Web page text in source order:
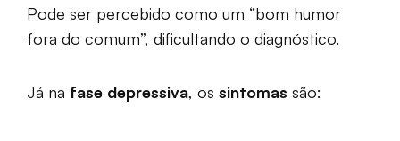
Pode ser percebido como um “bom humor
fora do comum”, dificultando o diagnóstico.
Já na fase depressiva, os sintomas são: